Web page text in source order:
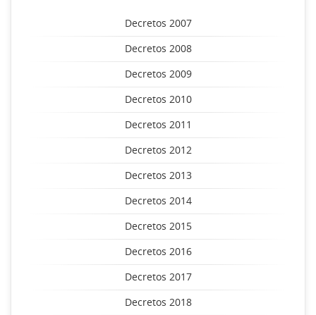
Decretos 2007
Decretos 2008
Decretos 2009
Decretos 2010
Decretos 2011
Decretos 2012
Decretos 2013
Decretos 2014
Decretos 2015
Decretos 2016
Decretos 2017
Decretos 2018